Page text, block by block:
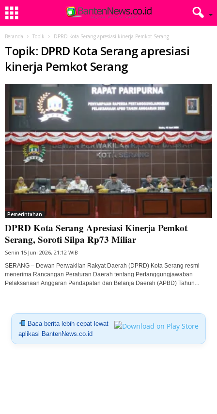
Beranda Topik DPRD Kota Serang apresiasi kinerja Pemkot Serang
Topik: DPRD Kota Serang apresiasi
kinerja Pemkot Serang
Pemerintahan
DPRD Kota Serang Apresiasi Kinerja Pemkot
Serang, Soroti Silpa Rp73 Miliar
Senin 15 Juni 2026, 21:12 WIB
SERANG – Dewan Perwakilan Rakyat Daerah (DPRD) Kota Serang resmi
menerima Rancangan Peraturan Daerah tentang Pertanggungjawaban
Pelaksanaan Anggaran Pendapatan dan Belanja Daerah (APBD) Tahun...
Baca berita lebih cepat lewat
aplikasi BantenNews.co.id